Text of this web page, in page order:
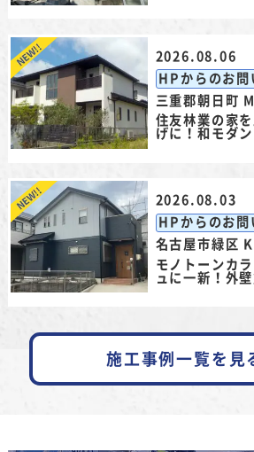
2026.08.06
HPからのお問
三重郡朝日町
住友林業の家
げに！和モダ
2026.08.03
HPからのお問
名古屋市緑区
モノトーンカ
ュに一新！外
施工事例一覧を見